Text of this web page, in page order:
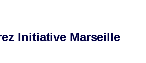
Initiative Marseille